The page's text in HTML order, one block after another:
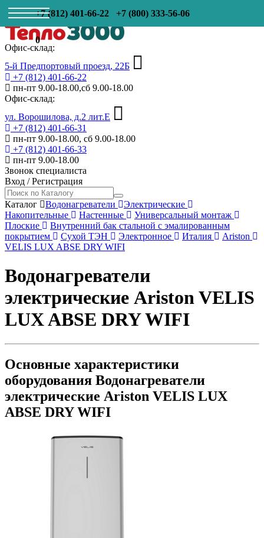
+7 (812) 401-66-22 +7 (800) 333-56-06
0
Офис-склад:
5-й Предпортовый проезд, 22Б
+7 (812) 401-66-22
пн-пт 9.00-18.00,сб 9.00-18.00
Офис-склад:
ул. Ворошилова, д.2 лит.Е
+7 (812) 401-66-31
пн-пт 9.00-18.00, сб 9.00-18.00
+7 (812) 401-66-33
пн-пт 9.00-18.00
Звонок специалиста
Вход /Регистрация
Каталог Водонагреватели
Электрические
Накопительные
Настенные
Универсальный монтаж
Плоские
Внутренний бак стальной с эмалированным
покрытием
Сухой ТЭН Электронное Италия
Ariston
VELIS LUX ABSE DRY WIFI
Водонагреватели
электрические Ariston VELIS
LUX ABSE DRY WIFI
Основные характеристики
оборудования Водонагреватели
электрические Ariston VELIS LUX
ABSE DRY WIFI